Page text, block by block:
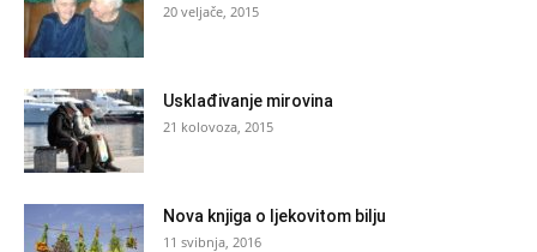
20 veljače, 2015
Usklađivanje mirovina
21 kolovoza, 2015
Nova knjiga o ljekovitom bilju
11 svibnja, 2016